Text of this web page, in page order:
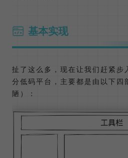
基本实现
扯了这么多，现在让我们赶紧步
分低码平台，主要都是由以下四
陋）：